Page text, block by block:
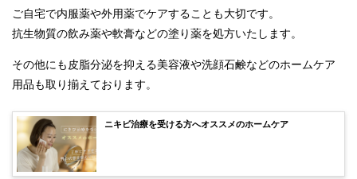
ご自宅で内服薬や外用薬でケアすることも大切です。
抗生物質の飲み薬や軟膏などの塗り薬を処方いたします。
その他にも皮脂分泌を抑える美容液や洗顔石鹸などのホームケア
用品も取り揃えております。
ニキビ治療を受ける方へオススメのホームケア